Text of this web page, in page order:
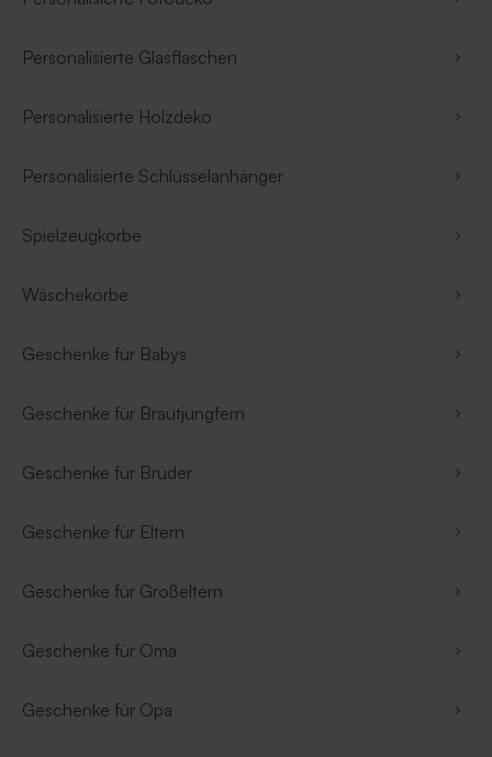
Personalisierte Glasflaschen
Personalisierte Holzdeko
Personalisierte Schlüsselanhänger
Spielzeugkörbe
Wäschekörbe
Geschenke für Babys
Geschenke für Brautjungfern
Geschenke für Brüder
Geschenke für Eltern
Geschenke für Großeltern
Geschenke für Oma
Geschenke für Opa